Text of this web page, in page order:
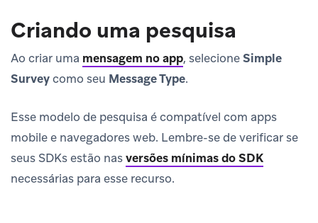
Criando uma pesquisa
Ao criar uma mensagem no app, selecioneSimple
Surveycomo seu Message Type.
Esse modelo de pesquisa é compatível com apps
mobile e navegadores web. Lembre-se de verificar se
seus SDKs estão nasversões mínimas do SDK
necessárias para esse recurso.